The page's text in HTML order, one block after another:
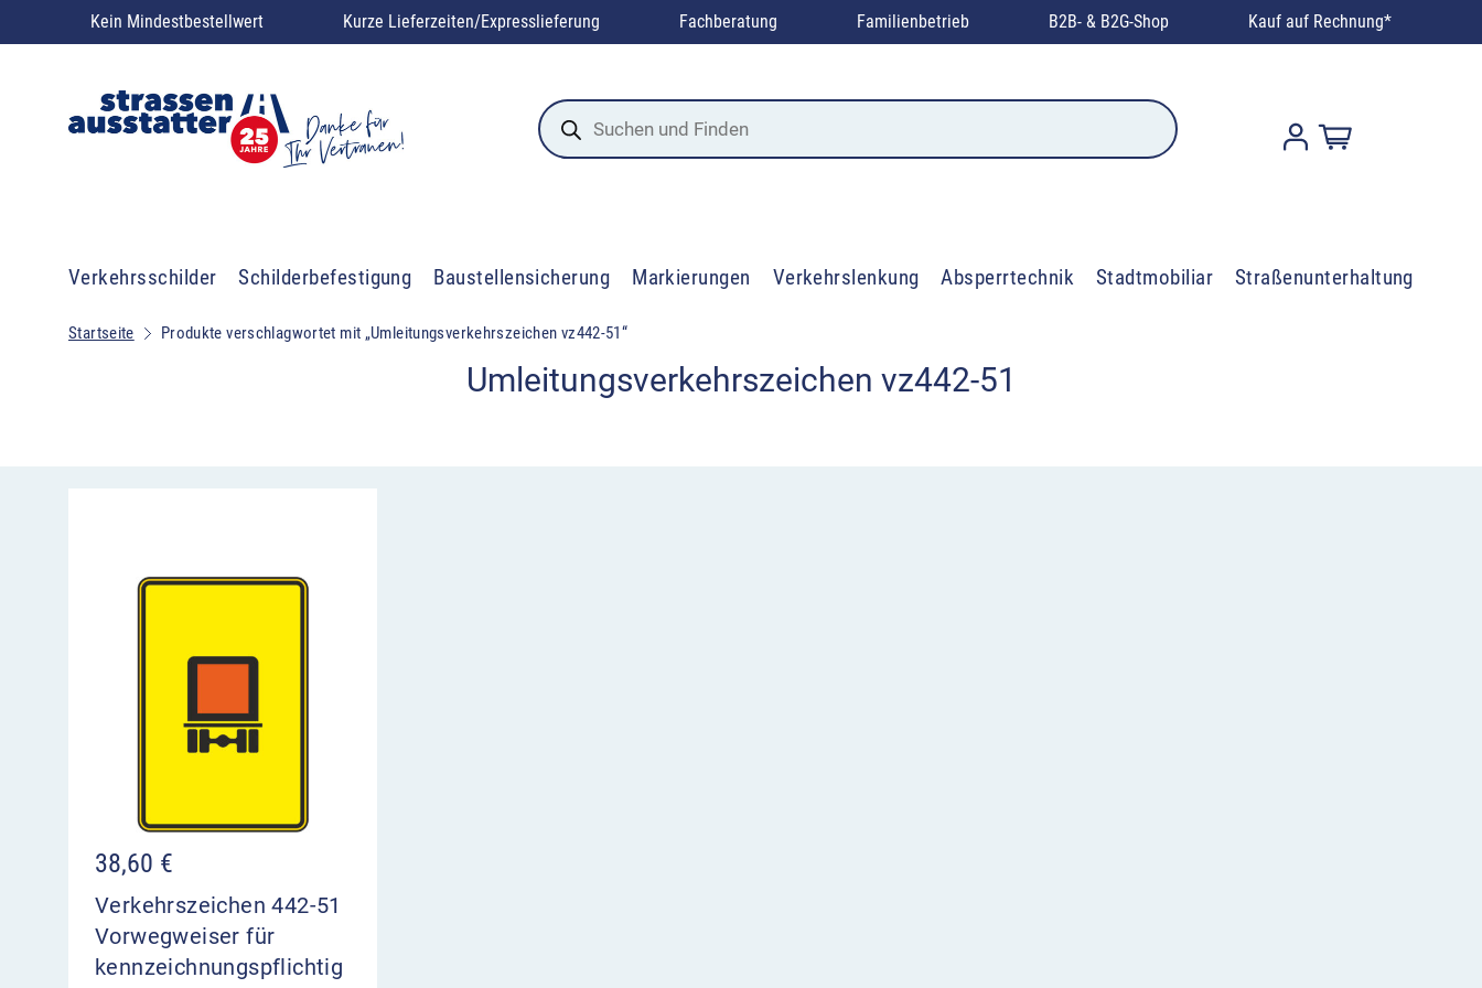
Kein Mindestbestellwert Kurze Lieferzeiten/Expresslieferung Fachberatung Familienbetrieb B2B- & B2G-Shop Kauf auf Rechnung*
Products
search
Verkehrsschilder Schilderbefestigung Baustellensicherung Markierungen Verkehrslenkung Absperrtechnik Stadtmobiliar Straßenunterhaltung
Startseite Produkte verschlagwortet mit „Umleitungsverkehrszeichen vz442-51“
Umleitungsverkehrszeichen vz442-51
38,60 €
Verkehrszeichen 442-51
Vorwegweiser für
kennzeichnungspflichtig